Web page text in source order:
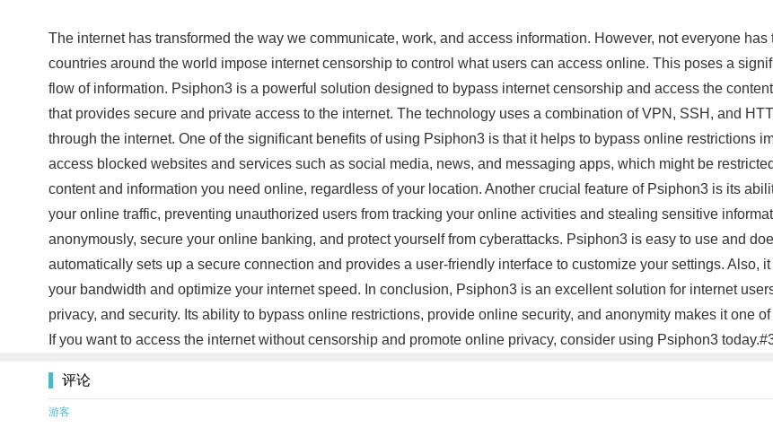
The internet has transformed the way we communicate, work, and access information. However, not everyone
countries around the world impose internet censorship to control what users can access online. This poses a
flow of information. Psiphon3 is a powerful solution designed to bypass internet censorship and access the
that provides secure and private access to the internet. The technology uses a combination of VPN, SSH, and
through the internet. One of the significant benefits of using Psiphon3 is that it helps to bypass online restrictions
access blocked websites and services such as social media, news, and messaging apps, which might be
content and information you need online, regardless of your location. Another crucial feature of Psiphon3 is its
your online traffic, preventing unauthorized users from tracking your online activities and stealing sensitive
anonymously, secure your online banking, and protect yourself from cyberattacks. Psiphon3 is easy to use and
automatically sets up a secure connection and provides a user-friendly interface to customize your settings. Also,
your bandwidth and optimize your internet speed. In conclusion, Psiphon3 is an excellent solution for internet
privacy, and security. Its ability to bypass online restrictions, provide online security, and anonymity makes it one
If you want to access the internet without censorship and promote online privacy, consider using Psiphon3
评论
游客